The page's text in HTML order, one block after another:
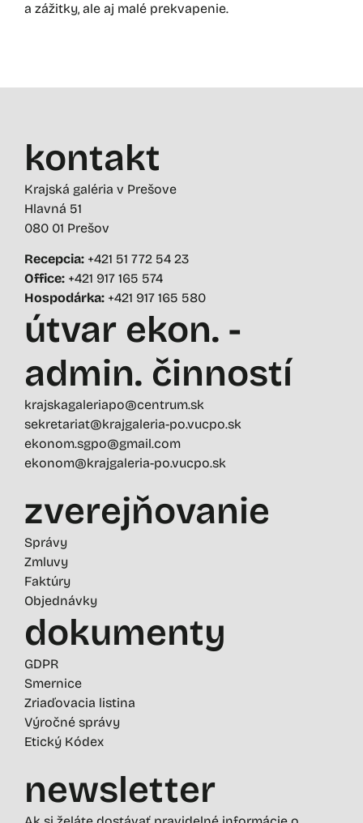
a zážitky, ale aj malé prekvapenie.
kontakt
Krajská galéria v Prešove
Hlavná 51
080 01 Prešov
Recepcia: +421 51 772 54 23
Office: +421 917 165 574
Hospodárka: +421 917 165 580
útvar ekon. -
admin. činností
krajskagaleriapo@centrum.sk
sekretariat@krajgaleria-po.vucpo.sk
ekonom.sgpo@gmail.com
ekonom@krajgaleria-po.vucpo.sk
zverejňovanie
Správy
Zmluvy
Faktúry
Objednávky
dokumenty
GDPR
Smernice
Zriaďovacia listina
Výročné správy
Etický Kódex
newsletter